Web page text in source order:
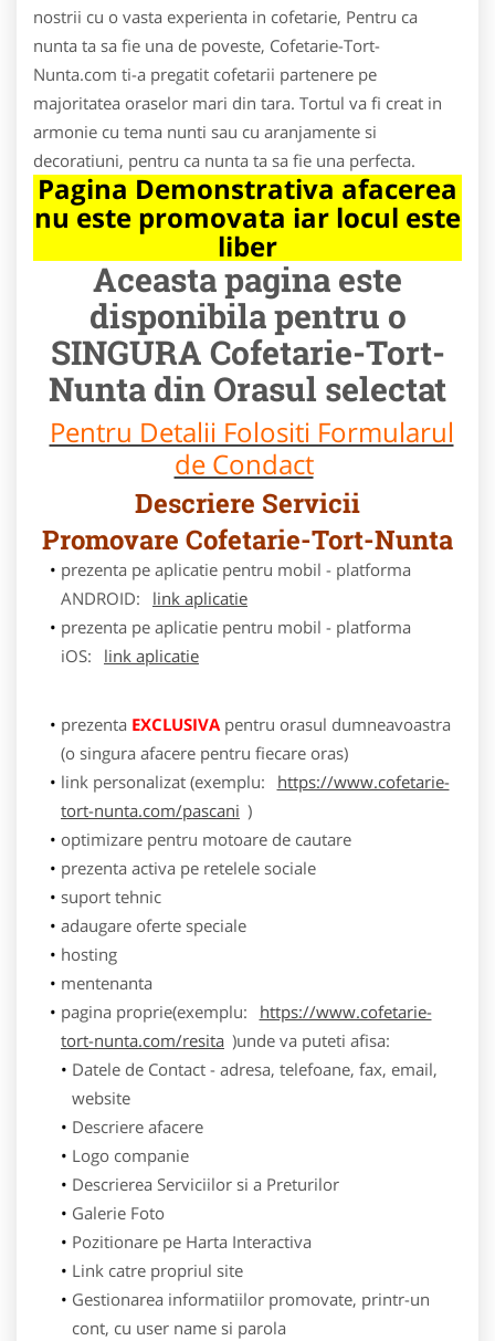
nostrii cu o vasta experienta in cofetarie, Pentru ca
nunta ta sa fie una de poveste, Cofetarie-Tort-
Nunta.com ti-a pregatit cofetarii partenere pe
majoritatea oraselor mari din tara. Tortul va fi creat in
armonie cu tema nunti sau cu aranjamente si
decoratiuni, pentru ca nunta ta sa fie una perfecta.
Pagina Demonstrativa afacerea
nu este promovata iar locul este
liber
Aceasta pagina este
disponibila pentru o
SINGURA Cofetarie-Tort-
Nunta din Orasul selectat
Pentru Detalii Folositi Formularul
de Condact
Descriere Servicii
Promovare Cofetarie-Tort-Nunta
prezenta pe aplicatie pentru mobil - platforma
ANDROID:
link aplicatie
prezenta pe aplicatie pentru mobil - platforma
iOS:
link aplicatie
prezenta EXCLUSIVApentru orasul dumneavoastra
(o singura afacere pentru fiecare oras)
link personalizat (exemplu:
https://www.cofetarie-
tort-nunta.com/pascani )
optimizare pentru motoare de cautare
prezenta activa pe retelele sociale
suport tehnic
adaugare oferte speciale
hosting
mentenanta
pagina proprie(exemplu:
https://www.cofetarie-
tort-nunta.com/resita )unde va puteti afisa:
Datele de Contact - adresa, telefoane, fax, email,
website
Descriere afacere
Logo companie
Descrierea Serviciilor si a Preturilor
Galerie Foto
Pozitionare pe Harta Interactiva
Link catre propriul site
Gestionarea informatiilor promovate, printr-un
cont, cu user name si parola